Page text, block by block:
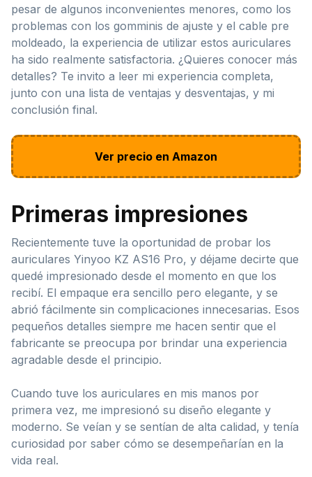
pesar de algunos inconvenientes menores, como los
problemas con los gomminis de ajuste y el cable pre
moldeado, la experiencia de utilizar estos auriculares
ha sido realmente satisfactoria. ¿Quieres conocer más
detalles? Te invito a leer mi experiencia completa,
junto con una lista de ventajas y desventajas, y mi
conclusión final.
Ver precio en Amazon
Primeras impresiones
Recientemente tuve la oportunidad de probar los
auriculares Yinyoo KZ AS16 Pro, y déjame decirte que
quedé impresionado desde el momento en que los
recibí. El empaque era sencillo pero elegante, y se
abrió fácilmente sin complicaciones innecesarias. Esos
pequeños detalles siempre me hacen sentir que el
fabricante se preocupa por brindar una experiencia
agradable desde el principio.
Cuando tuve los auriculares en mis manos por
primera vez, me impresionó su diseño elegante y
moderno. Se veían y se sentían de alta calidad, y tenía
curiosidad por saber cómo se desempeñarían en la
vida real.